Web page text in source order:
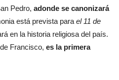
Pedro, adonde se canonizará
está prevista para el 11 de
en la historia religiosa del país.
Francisco, es la primera